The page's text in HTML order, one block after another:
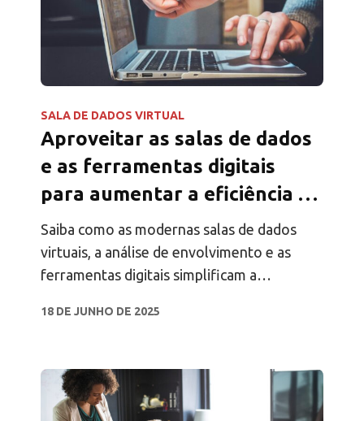
SALA DE DADOS VIRTUAL
Aproveitar as salas de dados
e as ferramentas digitais
para aumentar a eficiência da
angariação de fundos
Saiba como as modernas salas de dados
virtuais, a análise de envolvimento e as
ferramentas digitais simplificam a
protegem documentos e fecham negócios
18 DE JUNHO DE 2025